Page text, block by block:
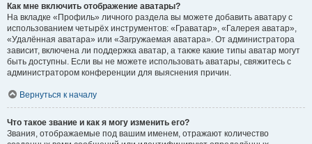
Как мне включить отображение аватары?
На вкладке «Профиль» личного раздела вы можете добавить аватару с
использованием четырёх инструментов: «Граватар», «Галерея аватар»,
«Удалённая аватара» или «Загружаемая аватара». От администратора
зависит, включена ли поддержка аватар, а также какие типы аватар могут
быть доступны. Если вы не можете использовать аватары, свяжитесь с
администратором конференции для выяснения причин.
Вернуться к началу
Что такое звание и как я могу изменить его?
Звания, отображаемые под вашим именем, отражают количество